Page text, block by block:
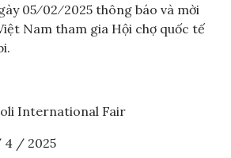
05⁄02⁄2025 thông báo và mời
Nam tham gia Hội chợ quốc tế
International Fair
4 / 2025